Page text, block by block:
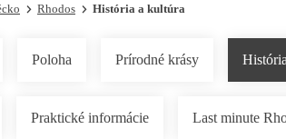
Rhodos História a kultúra
Poloha Prírodné krásy
Praktické informácie Last minute